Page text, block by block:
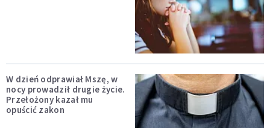
W dzień odprawiał Mszę, w
nocy prowadził drugie życie.
Przełożony kazał mu
opuścić zakon